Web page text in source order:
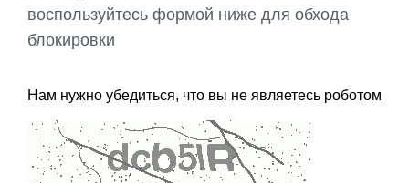
воспользуйтесь формой ниже для обхода
блокировки
Нам нужно убедиться, что вы не являетесь роботом